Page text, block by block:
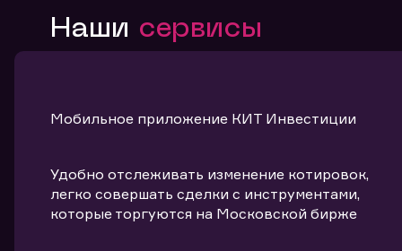
Наши сервисы
Мобильное приложение КИТ Инвестиции
Удобно отслеживать изменение котировок,
легко совершать сделки с инструментами,
которые торгуются на Московской бирже